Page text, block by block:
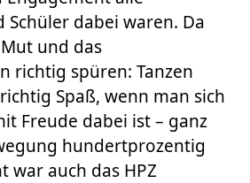
Schüler dabei waren. Da
und das
richtig spüren: Tanzen
Spaß, wenn man sich
Freude dabei ist – ganz
hundertprozentig
war auch das HPZ